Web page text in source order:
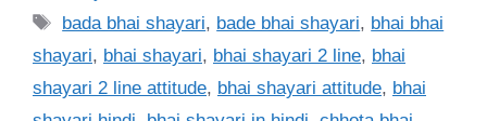
Tags
bada bhai shayari, bade bhai shayari, bhai bhai
shayari, bhai shayari, bhai shayari 2 line, bhai
shayari 2 line attitude, bhai shayari attitude, bhai